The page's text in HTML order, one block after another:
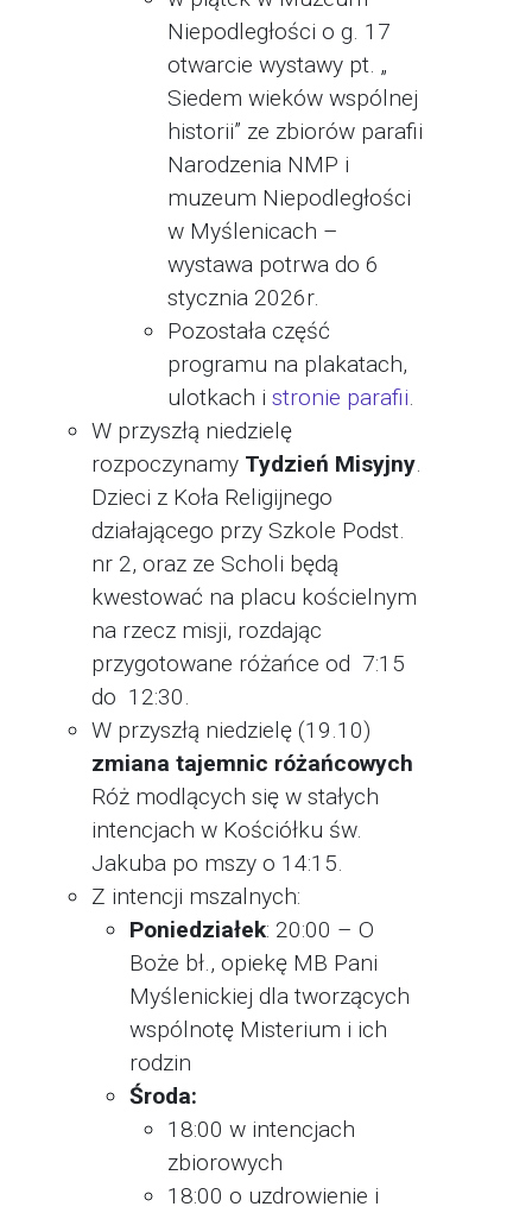
Niepodległości o g. 17
otwarcie wystawy pt. „
Siedem wieków wspólnej
historii” ze zbiorów parafii
Narodzenia NMP i
muzeum Niepodległości
w Myślenicach –
wystawa potrwa do 6
stycznia 2026r.
Pozostała część
programu na plakatach,
ulotkach i stronie parafii.
W przyszłą niedzielę
rozpoczynamy Tydzień Misyjny.
Dzieci z Koła Religijnego
działającego przy Szkole Podst.
nr 2, oraz ze Scholi będą
kwestować na placu kościelnym
na rzecz misji, rozdając
przygotowane różańce od 7:15
do 12:30.
W przyszłą niedzielę (19.10)
zmiana tajemnic różańcowych
Róż modlących się w stałych
intencjach w Kościółku św.
Jakuba po mszy o 14:15.
Z intencji mszalnych:
Poniedziałek: 20:00 – O
Boże bł., opiekę MB Pani
Myślenickiej dla tworzących
wspólnotę Misterium i ich
rodzin
Środa:
18:00 w intencjach
zbiorowych
18:00 o uzdrowienie i